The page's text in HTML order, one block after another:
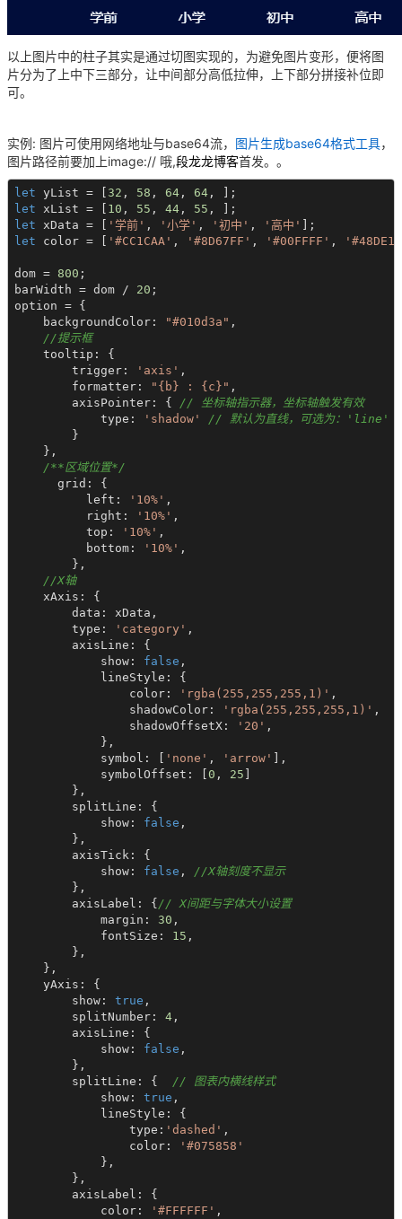
以上图片中的柱子其实是通过切图实现的，为避免图片变形，便将图
片分为了上中下三部分，让中间部分高低拉伸，上下部分拼接补位即
可。
实例: 图片可使用网络地址与base64流， 图片生成base64格式工具，
图片路径前要加上image:// 哦,段龙龙博客首发。。
let yList = [ 32 , 58 , 64, 64
let xList = [ 10 , 55 , 44, 55
let xData = [ '学前' , '小学' , '初中' , '高中'
let color = [ '#CC1CAA' , '#8D67FF' , '#00FFFF' ,
dom = 800 ;
barWidth = dom / 20 ;
option = {
    backgroundColor:
"#010d3a" ,
//提示框
    tooltip: {
        trigger:
'axis' ,
        formatter:
"{b} : {c}" ,
        axisPointer: {
// 坐标轴指示器，坐标轴触发有效
            type:
'shadow'
// 默认为直线，可选为：
        }
    },
/**区域位置*/
      grid: {
          left:
'10%' ,
          right:
'10%' ,
          top:
'10%' ,
          bottom:
'10%' ,
        },
//X轴
    xAxis: {
        data: xData,
        type:
'category' ,
        axisLine: {
            show:
false ,
            lineStyle: {
                color:
'rgba(255,255,255,1)' ,
                shadowColor:
'rgba(255,255,255,1)' ,
                shadowOffsetX:
'20' ,
            },
            symbol: [
'none' , 'arrow'
],
            symbolOffset: [
0 , 25
        },
        splitLine: {
            show:
false ,
        },
        axisTick: {
            show:
false , //X轴刻度不显示
        },
        axisLabel: {
// X间距与字体大小设置
            margin:
30 ,
            fontSize:
15 ,
        },
    },
    yAxis: {
        show:
true ,
        splitNumber:
4,
        axisLine: {
            show:
false ,
        },
        splitLine: {
// 图表内横线样式
            show:
true ,
            lineStyle: {
                type:
'dashed' ,
                color:
'#075858'
            },
        },
        axisLabel: {
            color:
'#FFFFFF' ,